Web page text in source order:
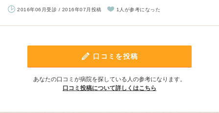
2016年06月受診 / 2016年07月投稿 1人が参考になった
口コミを投稿
あなたの口コミが病院を探している人の参考になります。
口コミ投稿について詳しくはこちら